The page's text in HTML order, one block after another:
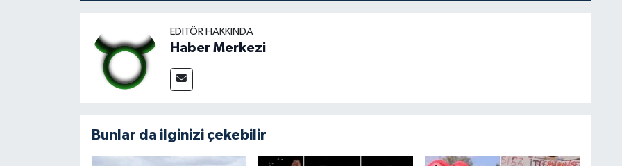
EDITÖR HAKKINDA
Haber Merkezi
Bunlar da ilginizi çekebilir